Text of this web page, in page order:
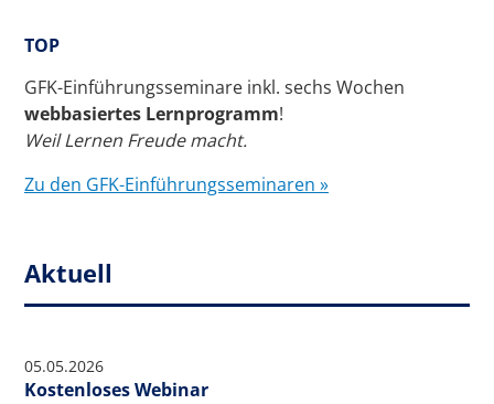
TOP
GFK-Einführungsseminare inkl. sechs Wochen
webbasiertes Lernprogramm!
Weil Lernen Freude macht.
Zu den GFK-Einführungsseminaren »
Aktuell
05.05.2026
Kostenloses Webinar